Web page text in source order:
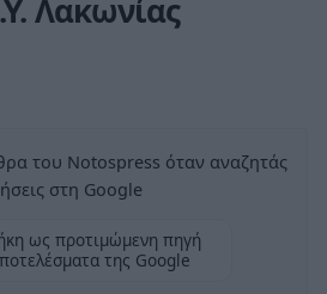
Λακωνίας
του Notospress όταν αναζητάς
στη Google
ως προτιμώμενη πηγή
της Google